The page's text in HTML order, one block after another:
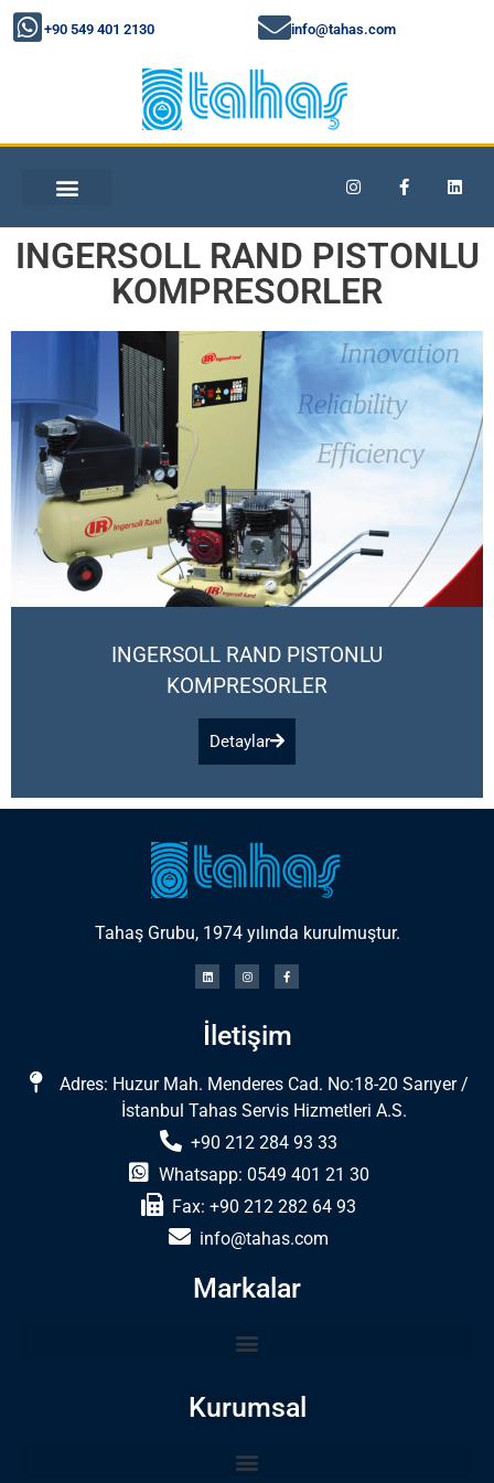
+90 549 401 2130 info@tahas.com
INGERSOLL RAND PISTONLU
KOMPRESORLER
INGERSOLL RAND PISTONLU
KOMPRESORLER
Detaylar
Tahaş Grubu, 1974 yılında kurulmuştur.
İletişim
Adres: Huzur Mah. Menderes Cad. No:18-20 Sarıyer /
İstanbul Tahas Servis Hizmetleri A.S.
+90 212 284 93 33
Whatsapp: 0549 401 21 30
Fax: +90 212 282 64 93
info@tahas.com
Markalar
Kurumsal